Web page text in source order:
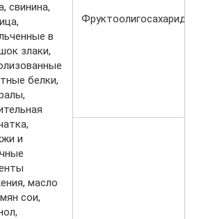
свинина,
в
злаки,
белки,
и
масло
сои,
Фруктоолигосахариды